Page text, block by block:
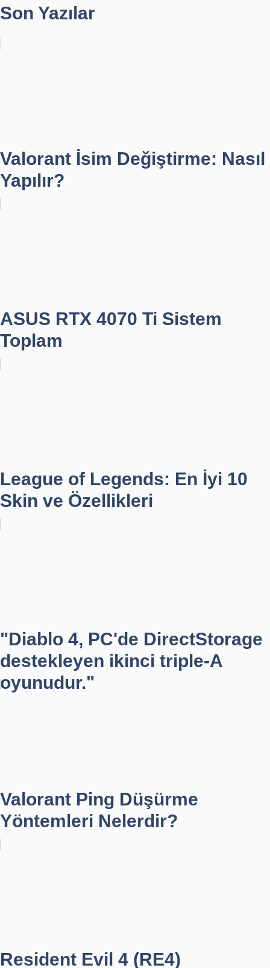
Son Yazılar
Valorant İsim Değiştirme: Nasıl
Yapılır?
ASUS RTX 4070 Ti Sistem
Toplam
League of Legends: En İyi 10
Skin ve Özellikleri
"Diablo 4, PC'de DirectStorage
destekleyen ikinci triple-A
oyunudur."
Valorant Ping Düşürme
Yöntemleri Nelerdir?
Resident Evil 4 (RE4)